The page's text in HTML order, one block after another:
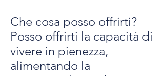
Che cosa posso offrirti?
Posso offrirti la capacità di
vivere in pienezza,
alimentando la